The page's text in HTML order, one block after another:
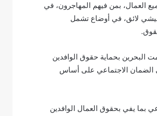
العمال، بمن فيهم المهاجرون، في
لائق، في أوضاع تشمل
البحرين بحماية حقوق الوافدين
الضمان الاجتماعي على أساس
بما يفي بحقوق العمال الوافدين